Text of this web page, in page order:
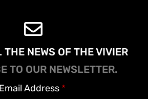
THE NEWS OF THE VIVIER
TO OUR NEWSLETTER.
Email Address